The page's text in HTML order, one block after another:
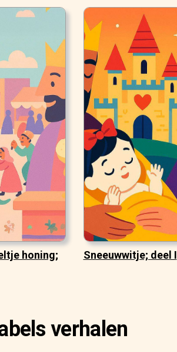
honing;
Sneeuwwitje; deel I
verhalen